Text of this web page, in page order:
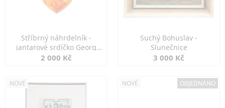
Stříbrný náhrdelník -
jantarové srdíčko Georg
Kramer
2 000 Kč
Suchý Bohuslav -
Slunečnice
3 000 Kč
NOVÉ NOVÉ OBJEDNÁNO